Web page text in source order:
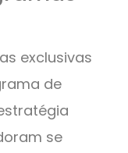
exclusivas
de
se